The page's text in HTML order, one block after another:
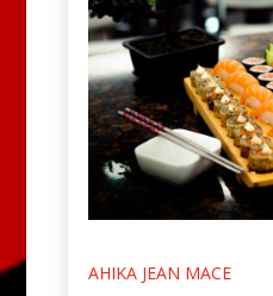
AHIKA JEAN MACE